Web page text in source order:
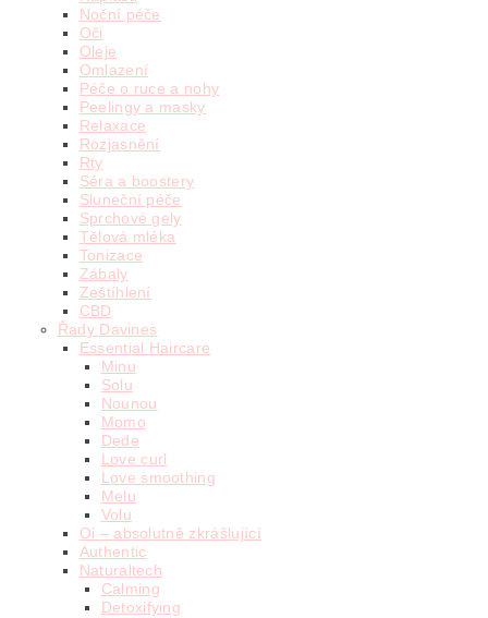
Noční péče
Oči
Oleje
Omlazení
Péče o ruce a nohy
Peelingy a masky
Relaxace
Rozjasnění
Rty
Séra a boostery
Sluneční péče
Sprchové gely
Tělová mléka
Tonizace
Zábaly
Zeštíhlení
CBD
Řady Davines
Essential Haircare
Minu
Solu
Nounou
Momo
Dede
Love curl
Love smoothing
Melu
Volu
Oi – absolutně zkrášlující
Authentic
Naturaltech
Calming
Detoxifying